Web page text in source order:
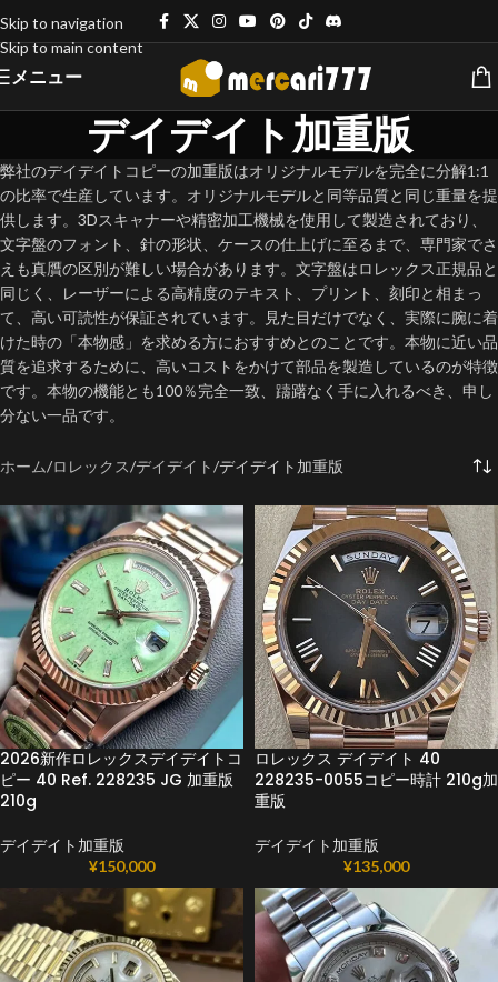
Skip to navigation
Skip to main content
メニュー
デイデイト加重版
弊社のデイデイトコピーの加重版はオリジナルモデルを完全に分解1:1
の比率で生産しています。オリジナルモデルと同等品質と同じ重量を提
供します。3Dスキャナーや精密加工機械を使用して製造されており、
文字盤のフォント、針の形状、ケースの仕上げに至るまで、専門家でさ
えも真贋の区別が難しい場合があります。文字盤はロレックス正規品と
同じく、レーザーによる高精度のテキスト、プリント、刻印と相まっ
て、高い可読性が保証されています。見た目だけでなく、実際に腕に着
けた時の「本物感」を求める方におすすめとのことです。本物に近い品
質を追求するために、高いコストをかけて部品を製造しているのが特徴
です。本物の機能とも100％完全一致、躊躇なく手に入れるべき、申し
分ない一品です。
ホーム ロレックス デイデイト デイデイト加重版
2026新作ロレックスデイデイトコ
ピー 40 Ref. 228235 JG 加重版
210g
デイデイト加重版
¥150,000
ロレックス デイデイト 40
228235-0055コピー時計 210g加
重版
デイデイト加重版
¥135,000